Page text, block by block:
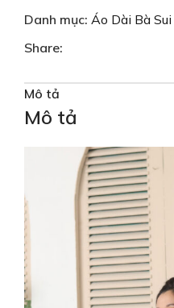
Danh mục: Áo Dài Bà Sui
Share:
Mô tả
Mô tả